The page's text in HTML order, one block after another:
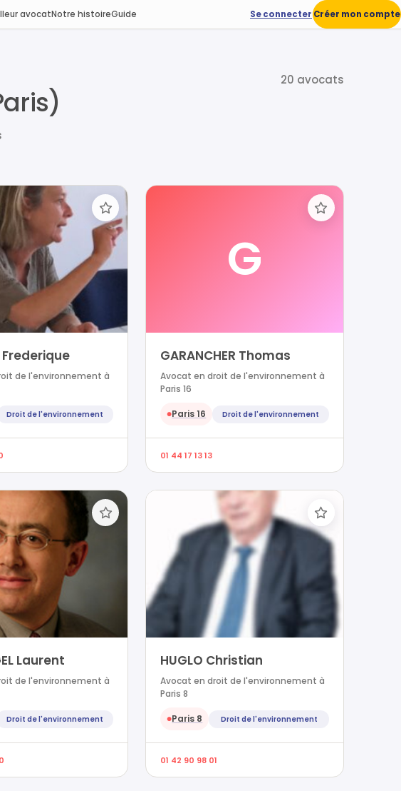
avocatNotre histoireGuide Se connecter Créer mon compte
20 avocats
Frederique
de l'environnement à
Droit de l'environnement
G
GARANCHER Thomas
Avocat en droit de l'environnement à
Paris 16
●Paris 16 Droit de l'environnement
01 44 17 13 13
Laurent
de l'environnement à
Droit de l'environnement
HUGLO Christian
Avocat en droit de l'environnement à
Paris 8
●Paris 8 Droit de l'environnement
01 42 90 98 01